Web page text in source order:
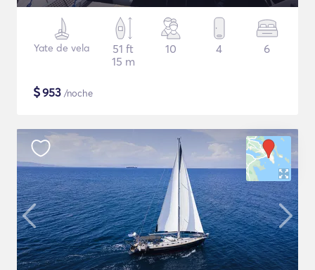
Yate de vela
51 ft
15 m
10 4 6
$953 /noche